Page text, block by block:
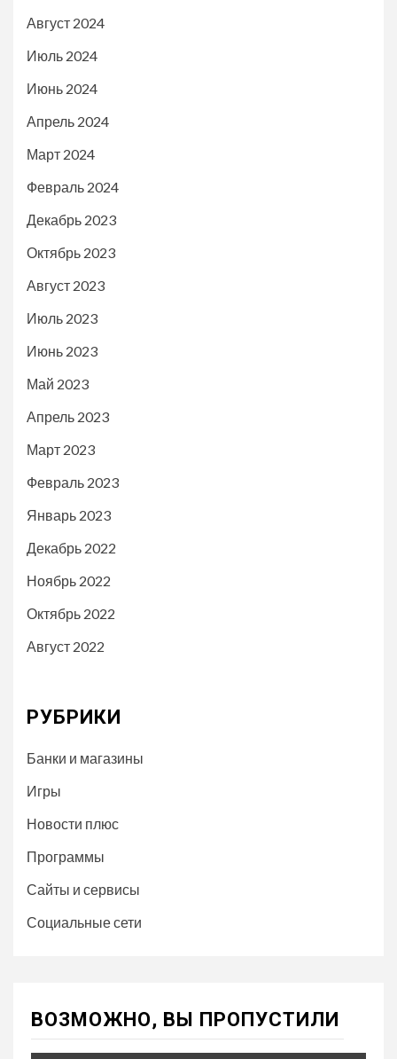
Август 2024
Июль 2024
Июнь 2024
Апрель 2024
Март 2024
Февраль 2024
Декабрь 2023
Октябрь 2023
Август 2023
Июль 2023
Июнь 2023
Май 2023
Апрель 2023
Март 2023
Февраль 2023
Январь 2023
Декабрь 2022
Ноябрь 2022
Октябрь 2022
Август 2022
РУБРИКИ
Банки и магазины
Игры
Новости плюс
Программы
Сайты и сервисы
Социальные сети
ВОЗМОЖНО, ВЫ ПРОПУСТИЛИ